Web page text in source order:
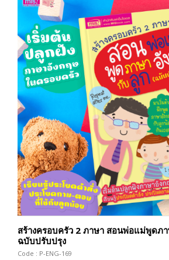
สร้างครอบครัว 2 ภาษา สอนพ่อแม่พูดภ
ฉบับปรับปรุง
Code : P-ENG-169